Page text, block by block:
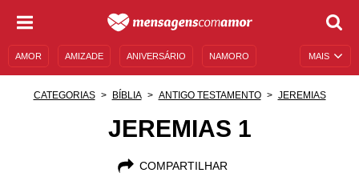
MAIS
AMOR AMIZADE ANIVERSÁRIO NAMORO
CATEGORIAS BÍBLIA ANTIGO TESTAMENTO JEREMIAS
JEREMIAS 1
COMPARTILHAR